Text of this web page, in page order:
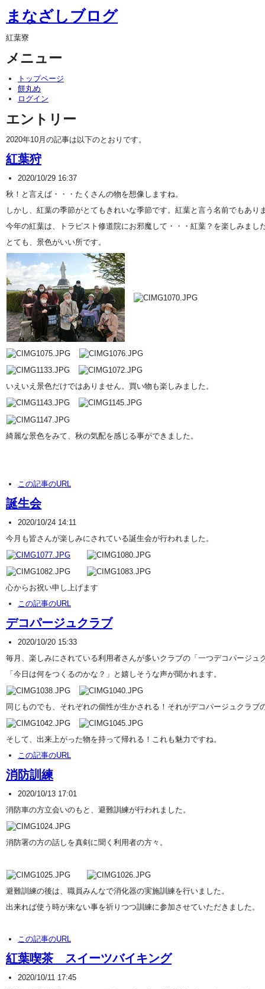
まなざしブログ
紅葉寮
メニュー
トップページ
餅丸め
ログイン
エントリー
2020年10月の記事は以下のとおりです。
紅葉狩
2020/10/29 16:37
秋！と言えば・・・たくさんの物を想像しますね。
しかし、紅葉の季節がとてもきれいな季節です。紅葉と言う名前でもあ
今年の紅葉は、トラピスト修道院にお邪魔して・・・紅葉？を楽しみました
とても、景色がいい所です。
いえいえ景色だけではありません。買い物も楽しみました。
綺麗な景色をみて、秋の気配を感じる事ができました。
この記事のURL
誕生会
2020/10/24 14:11
今月も皆さんが楽しみにされている誕生会が行われました。
心からお祝い申し上げます
この記事のURL
デコパージュクラブ
2020/10/20 15:33
毎月、楽しみにされている利用者さんが多いクラブの「一つデコパージュ
「今日は何をつくるのかな？」と嬉しそうな声が聞かれます。
同じものでも、それぞれの個性が生かされる！それがデコパージュクラブ
そして、出来上がった物を持って帰れる！これも魅力ですね。
この記事のURL
消防訓練
2020/10/13 17:01
消防車の方立会いのもと、避難訓練が行われました。
消防署の方の話しを真剣に聞く利用者の方々。
避難訓練の後は、職員みんなで消化器の実施訓練を行いました。
出来れば使う時が来ない事を祈りつつ訓練に参加させていただきました。
この記事のURL
紅葉喫茶 スイーツバイキング
2020/10/11 17:45